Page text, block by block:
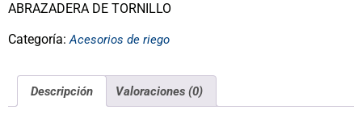
ABRAZADERA DE TORNILLO
Categoría:Acesorios de riego
Descripción Valoraciones (0)